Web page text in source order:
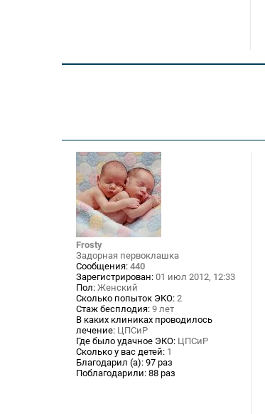
Frosty
Задорная первоклашка
Сообщения: 440
Зарегистрирован: 01 июл 2012, 12:33
Пол: Женский
Сколько попыток ЭКО: 2
Стаж бесплодия: 9 лет
В каких клиниках проводилось
лечение: ЦПСиР
Где было удачное ЭКО: ЦПСиР
Сколько у вас детей: 1
Благодарил (а): 97 раз
Поблагодарили: 88 раз